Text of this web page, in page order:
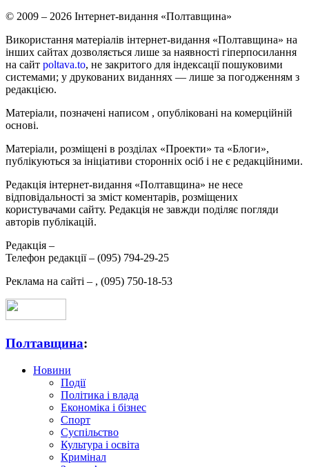
© 2009 – 2026 Інтернет-видання «Полтавщина»
Використання матеріалів інтернет-видання «Полтавщина» на
інших сайтах дозволяється лише за наявності гіперпосилання
на сайт poltava.to, не закритого для індексації пошуковими
системами; у друкованих виданнях — лише за погодженням з
редакцією.
Матеріали, позначені написом , опубліковані на комерційній
основі.
Матеріали, розміщені в розділах «Проекти» та «Блоги»,
публікуються за ініціативи сторонніх осіб і не є редакційними.
Редакція інтернет-видання «Полтавщина» не несе
відповідальності за зміст коментарів, розміщених
користувачами сайту. Редакція не завжди поділяє погляди
авторів публікацій.
Редакція –
Телефон редакції – (095) 794-29-25
Реклама на сайті – , (095) 750-18-53
Полтавщина:
Новини
Події
Політика і влада
Економіка і бізнес
Спорт
Суспільство
Культура і освіта
Кримінал